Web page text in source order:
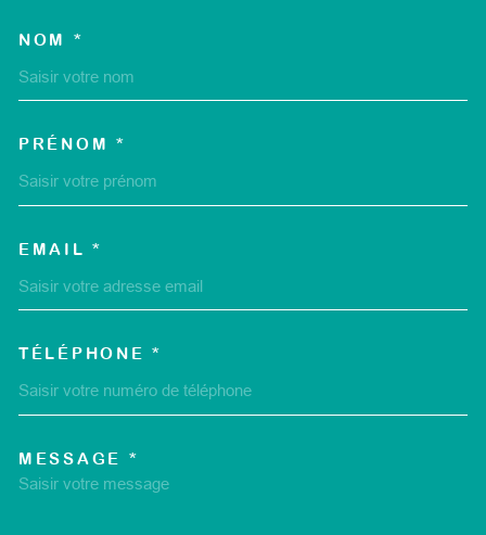
NOM *
PRÉNOM *
EMAIL *
TÉLÉPHONE *
MESSAGE *